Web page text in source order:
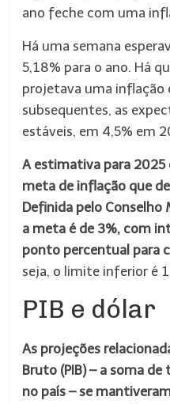
ano feche com uma
Há uma semana
5,18% para o ano. Há
projetava uma inflação
subsequentes, as
estáveis, em 4,5% em
A estimativa para
meta de inflação que
Definida pelo Conselho
a meta é de 3%, com
ponto percentual para
seja, o limite inferior é
PIB e dólar
As projeções
Bruto (PIB) – a soma
no país – se